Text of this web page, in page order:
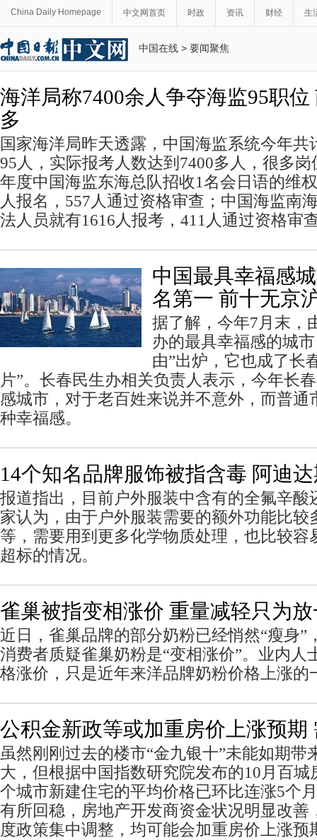
China Daily Homepage 中文网首页 时政 资讯 财经 生
中国在线 > 要闻聚焦
海洋局称7400余人争夺海监95职
多
国家海洋局昨天透露，中国海监系统今年共
95人，实际报考人数达到7400多人，很多
年度中国海监东海总队招收1名会日语的维
人报名，557人通过资格审查；中国海监南
法人员就有1616人报考，411人通过资格审
中国最具幸福感
名第一 前十无京
据了解，今年7月末，
办的最具幸福感的城
由”出炉，它也成了长
片”。长春民生办相关负责人表示，今年长
感城市，对于老百姓来说并不意外，而普通
种幸福感。
14个知名品牌服饰被指含毒 阿迪
报道指出，目前户外服装中含有的全氟辛酸
家认为，由于户外服装需要的额外功能比较
等，需要用到更多化学物质处理，也比较容
超标的情况。
雀巢被指变相涨价 重量减轻只为
近日，雀巢品牌的部分奶粉已经悄然“瘦身”
消费者质疑雀巢奶粉是“变相涨价”。业内人
格涨价，只是近年来洋品牌奶粉价格上涨的
公积金新政等或加重房价上涨预期
虽然刚刚过去的楼市“金九银十”未能如期带
大，但根据中国指数研究院发布的10月百城
个城市新建住宅的平均价格已环比连涨5个
有所回稳，房地产开发商资金状况明显改善
度政策集中调整，均可能会加重房价上涨预